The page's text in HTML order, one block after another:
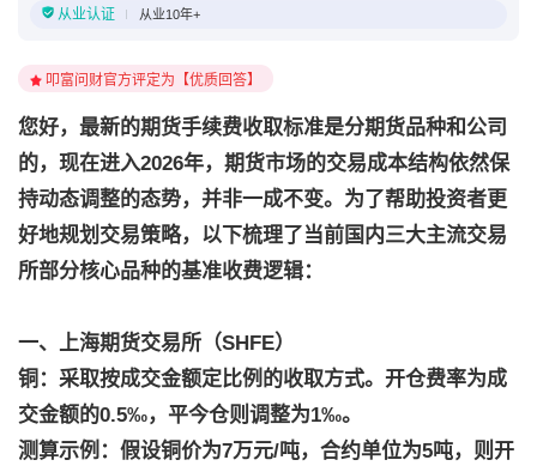
从业认证 从业10年+
叩富问财官方评定为【优质回答】
您好，最新的期货手续费收取标准是分期货品种和公司
的，现在进入2026年，期货市场的交易成本结构依然保
持动态调整的态势，并非一成不变。为了帮助投资者更
好地规划交易策略，以下梳理了当前国内三大主流交易
所部分核心品种的基准收费逻辑：
一、上海期货交易所（SHFE）
铜：采取按成交金额定比例的收取方式。开仓费率为成
交金额的0.5‰，平今仓则调整为1‰。
测算示例：假设铜价为7万元/吨，合约单位为5吨，则开